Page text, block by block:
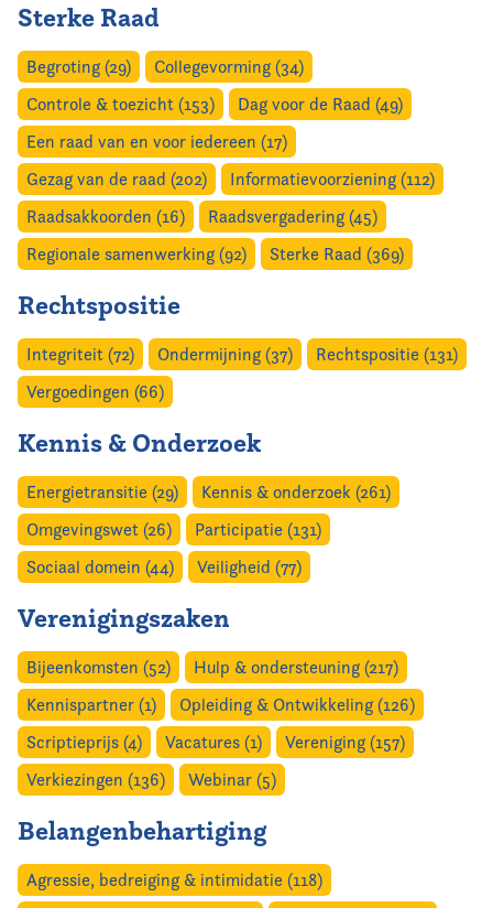
Vereniging
Contact
Sterke Raad
Begroting (29)
Collegevorming (34)
Controle & toezicht (153)
Dag voor de Raad (49)
Een raad van en voor iedereen (17)
Gezag van de raad (202)
Informatievoorziening (112)
Raadsakkoorden (16)
Raadsvergadering (45)
Regionale samenwerking (92)
Sterke Raad (369)
Rechtspositie
Integriteit (72) Ondermijning (37)
Rechtspositie (131)
Vergoedingen (66)
Kennis & Onderzoek
Energietransitie (29)
Kennis & onderzoek (261)
Omgevingswet (26)
Participatie (131)
Sociaal domein (44)
Veiligheid (77)
Verenigingszaken
Bijeenkomsten (52)
Hulp & ondersteuning (217)
Kennispartner (1)
Opleiding & Ontwikkeling (126)
Scriptieprijs (4)
Vacatures (1)
Vereniging (157)
Verkiezingen (136)
Webinar (5)
Belangenbehartiging
Agressie, bedreiging & intimidatie (118)